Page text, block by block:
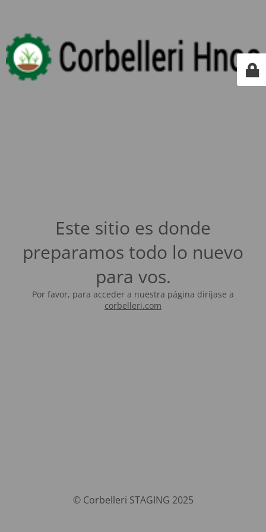
Este sitio es donde
preparamos todo lo nuevo
para vos.
Por favor, para acceder a nuestra página diríjase a
corbelleri.com
© Corbelleri STAGING 2025